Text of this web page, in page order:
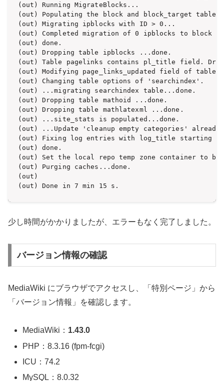
(out) Running MigrateBlocks...
(out) Populating the block and block_target tables
(out) Migrating ipblocks with ID > 0...
(out) Completed migration of 0 ipblocks to block
(out) done.
(out) Dropping table ipblocks ...done.
(out) Table pagelinks contains pl_title field.
(out) Modifying page_links_updated field of table
(out) Changing table options of 'searchindex'.
(out) ...migrating searchindex table...done.
(out) Dropping table mathoid ...done.
(out) Dropping table mathlatexml ...done.
(out) ...site_stats is populated...done.
(out) ...Update 'cleanup empty categories'
(out) Fixing log entries with log_title starting
(out) done.
(out) Set the local repo temp zone container to
(out) Purging caches...done.
(out)
(out) Done in 7 min 15 s.
少し時間がかかりましたが、エラーもなく完了しました。
バージョン情報の確認
MediaWiki にブラウザでアクセスし、「特別ページ」から
「バージョン情報」を確認します。
MediaWiki： 1.43.0
PHP：8.3.16 (fpm-fcgi)
ICU：74.2
MySQL：8.0.32